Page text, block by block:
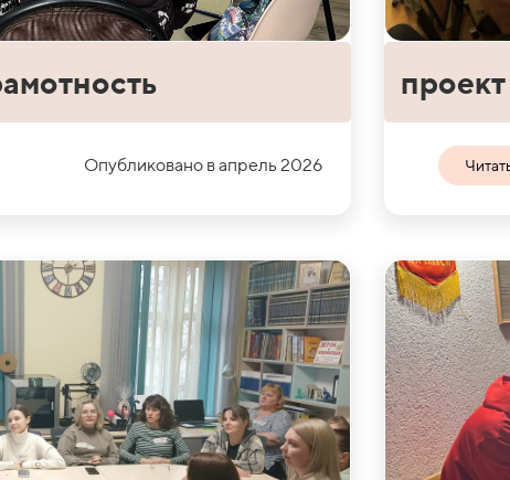
Опубликовано в апрель 2026